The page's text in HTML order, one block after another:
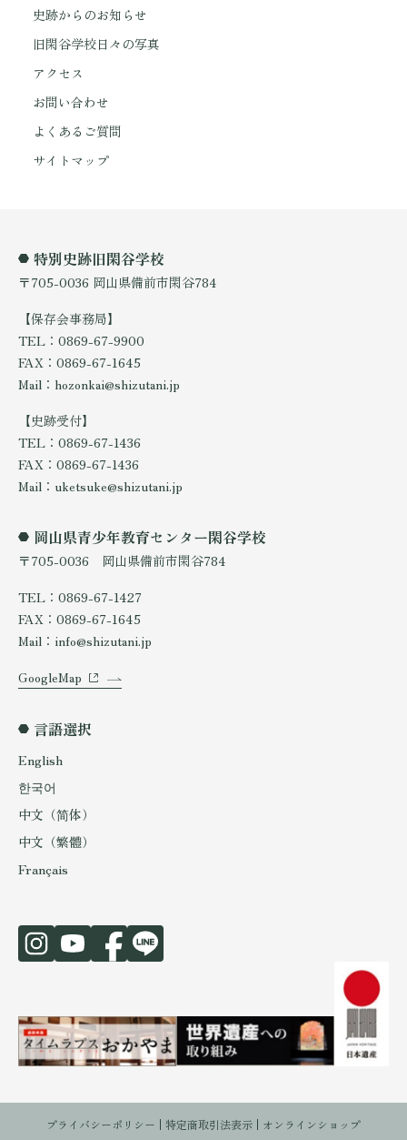
史跡からのお知らせ
旧閑谷学校日々の写真
アクセス
お問い合わせ
よくあるご質問
サイトマップ
特別史跡旧閑谷学校
〒705-0036 岡山県備前市閑谷784
【保存会事務局】
TEL：0869-67-9900
FAX：0869-67-1645
Mail：hozonkai@shizutani.jp
【史跡受付】
TEL：0869-67-1436
FAX：0869-67-1436
Mail：uketsuke@shizutani.jp
岡山県青少年教育センター閑谷学校
〒705-0036 岡山県備前市閑谷784
TEL：0869-67-1427
FAX：0869-67-1645
Mail：info@shizutani.jp
GoogleMap
言語選択
English
한국어
中文（简体）
中文（繁體）
Français
プライバシーポリシー 特定商取引法表示 オンラインショップ